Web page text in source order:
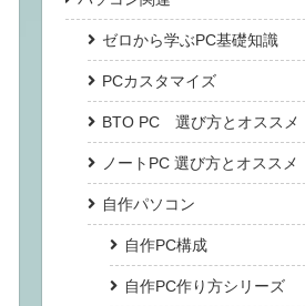
ゼロから学ぶPC基礎知識
PCカスタマイズ
BTO PC 選び方とオススメ
ノートPC 選び方とオススメ
自作パソコン
自作PC構成
自作PC作り方シリーズ